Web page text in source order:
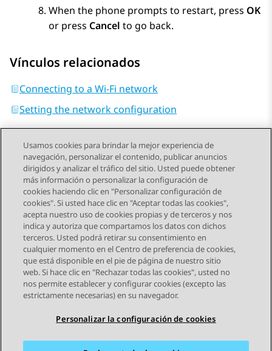
When the phone prompts to restart, press OK
or press Cancel to go back.
Vínculos relacionados
Connecting to a Wi-Fi network
Setting the network configuration
Send Feedback
Navegación de tema
Tema anterior Tema siguiente
STAY CONNECTED
Usamos cookies para brindar la mejor experiencia de
navegación, personalizar el contenido, publicar anuncios
dirigidos y analizar el tráfico del sitio. Usted puede obtener
más información o personalizar la configuración de
cookies haciendo clic en "Personalizar configuración de
cookies". Si usted hace clic en "Aceptar todas las cookies",
acepta nuestro uso de cookies propias y de terceros y nos
indica y autoriza que compartamos los datos con dichos
terceros. Usted podrá retirar su consentimiento en
cualquier momento en el Centro de preferencia de cookies,
que está disponible en el pie de página de nuestro sitio
web. Si hace clic en "Rechazar todas las cookies", usted no
nos permite establecer y configurar cookies (excepto las
estrictamente necesarias) en su navegador.
Personalizar la configuración de cookies